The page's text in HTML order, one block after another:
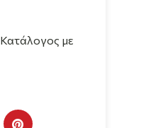
Κατάλογος με